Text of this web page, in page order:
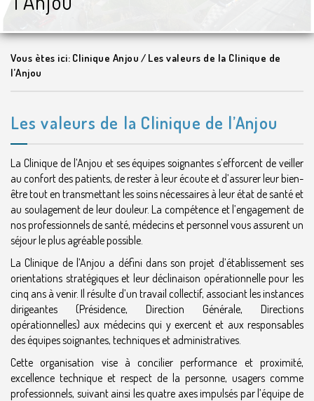
Vous ètes ici: Clinique Anjou / Les valeurs de la Clinique de
l’Anjou
Les valeurs de la Clinique de l’Anjou
La Clinique de l’Anjou et ses équipes soignantes s’efforcent de veiller
au confort des patients, de rester à leur écoute et d’assurer leur bien-
être tout en transmettant les soins nécessaires à leur état de santé et
au soulagement de leur douleur. La compétence et l’engagement de
nos professionnels de santé, médecins et personnel vous assurent un
séjour le plus agréable possible.
La Clinique de l’Anjou a défini dans son projet d’établissement ses
orientations stratégiques et leur déclinaison opérationnelle pour les
cinq ans à venir. Il résulte d’un travail collectif, associant les instances
dirigeantes (Présidence, Direction Générale, Directions
opérationnelles) aux médecins qui y exercent et aux responsables
des équipes soignantes, techniques et administratives.
Cette organisation vise à concilier performance et proximité,
excellence technique et respect de la personne, usagers comme
professionnels, suivant ainsi les quatre axes impulsés par l’équipe de